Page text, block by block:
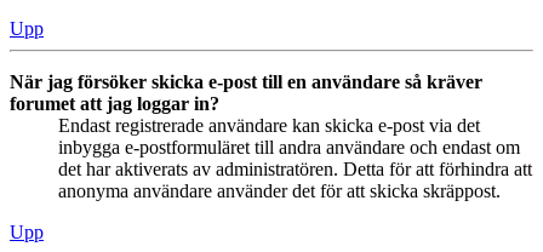
Upp
När jag försöker skicka e-post till en användare så kräver
forumet att jag loggar in?
Endast registrerade användare kan skicka e-post via det
inbygga e-postformuläret till andra användare och endast om
det har aktiverats av administratören. Detta för att förhindra att
anonyma användare använder det för att skicka skräppost.
Upp